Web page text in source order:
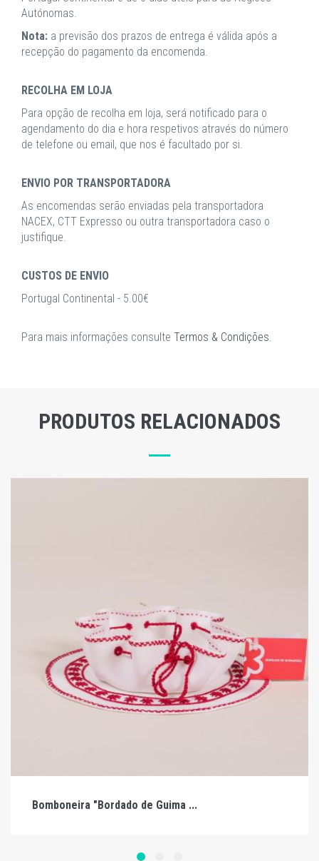
Autónomas.
Nota: a previsão dos prazos de entrega é válida após a
recepção do pagamento da encomenda.
RECOLHA EM LOJA
Para opção de recolha em loja, será notificado para o
agendamento do dia e hora respetivos através do número
de telefone ou email, que nos é facultado por si.
ENVIO POR TRANSPORTADORA
As encomendas serão enviadas pela transportadora
NACEX, CTT Expresso ou outra transportadora caso o
justifique.
CUSTOS DE ENVIO
Portugal Continental - 5.00€
Para mais informações consulte Termos & Condições.
PRODUTOS RELACIONADOS
Bomboneira "Bordado de Guima ...